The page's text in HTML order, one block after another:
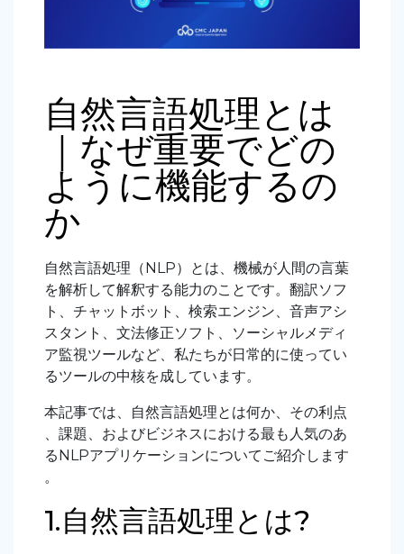
自然言語処理とは
｜なぜ重要でどの
ように機能するの
か
自然言語処理（NLP）とは、機械が人間の言葉
を解析して解釈する能力のことです。翻訳ソフ
ト、チャットボット、検索エンジン、音声アシ
スタント、文法修正ソフト、ソーシャルメディ
ア監視ツールなど、私たちが日常的に使ってい
るツールの中核を成しています。
本記事では、自然言語処理とは何か、その利点
、課題、およびビジネスにおける最も人気のあ
るNLPアプリケーションについてご紹介します
。
1.自然言語処理とは?